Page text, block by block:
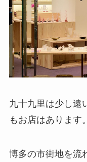
九十九里は少し遠
もお店はあります。
博多の市街地を流